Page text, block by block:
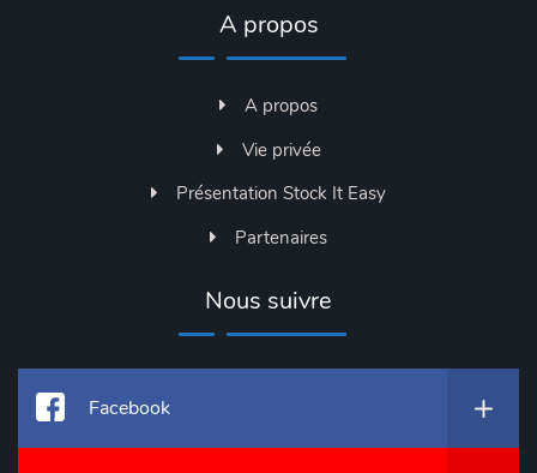
A propos
A propos
Vie privée
Présentation Stock It Easy
Partenaires
Nous suivre
Facebook